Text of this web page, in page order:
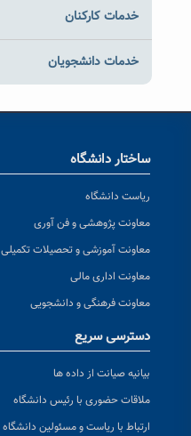
خدمات کارکنان
خدمات دانشجویان
ساختار دانشگاه
ریاست دانشگاه
معاونت پژوهشی و فن آوری
معاونت آموزشی و تحصیلات تکمیلی
معاونت اداری مالی
معاونت فرهنگی و دانشجویی
دسترسی سریع
بیانیه صیانت از داده ها
ملاقات حضوری با رئیس دانشگاه
ارتباط با ریاست و مسئولین دانشگاه